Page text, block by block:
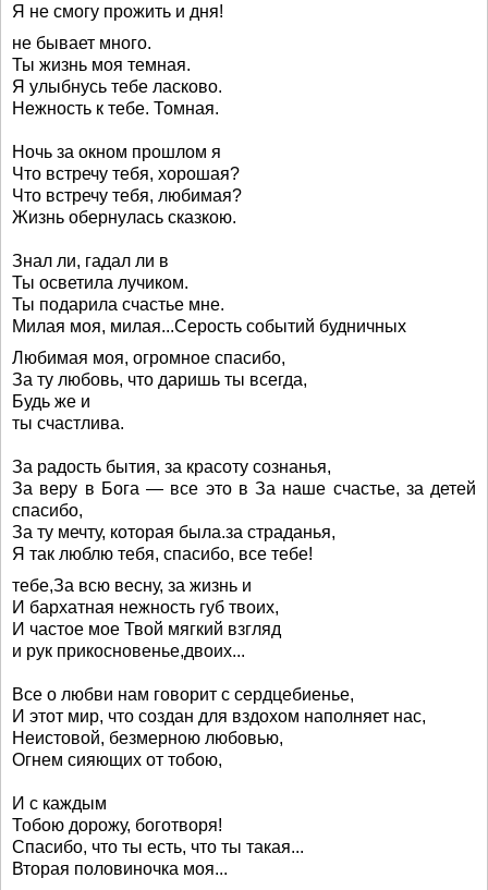
Я не смогу прожить и дня!
не бывает много.
Ты жизнь моя темная.
Я улыбнусь тебе ласково.
Нежность к тебе. Томная.
Ночь за окном прошлом я
Что встречу тебя, хорошая?
Что встречу тебя, любимая?
Жизнь обернулась сказкою.
Знал ли, гадал ли в
Ты осветила лучиком.
Ты подарила счастье мне.
Милая моя, милая...Серость событий будничных
Любимая моя, огромное спасибо,
За ту любовь, что даришь ты всегда,
Будь же и
ты счастлива.
За радость бытия, за красоту сознанья,
За веру в Бога — все это в За наше счастье, за детей
спасибо,
За ту мечту, которая была.за страданья,
Я так люблю тебя, спасибо, все тебе!
тебе,За всю весну, за жизнь и
И бархатная нежность губ твоих,
И частое мое Твой мягкий взгляд
и рук прикосновенье,двоих...
Все о любви нам говорит с сердцебиенье,
И этот мир, что создан для вздохом наполняет нас,
Неистовой, безмерною любовью,
Огнем сияющих от тобою,
И с каждым
Тобою дорожу, боготворя!
Спасибо, что ты есть, что ты такая...
Вторая половиночка моя...